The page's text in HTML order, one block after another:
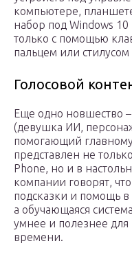
компьютере,
набор под Windows
только с помощью
пальцем или
Голосовой
Еще одно новшество –
(девушка ИИ,
помогающий
представлен не
Phone, но и в
компании говорят,
подсказки и помощь
а обучающаяся
умнее и полезнее для
времени.